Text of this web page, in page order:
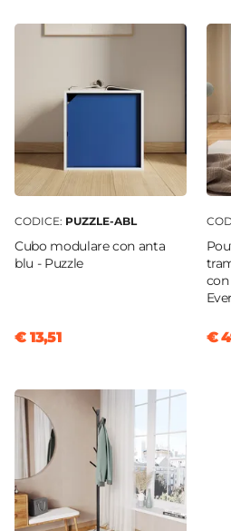
CODICE: PUZZLE-ABL
Cubo modulare con anta
blu - Puzzle
€ 13,51 €